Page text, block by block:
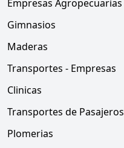
Empresas Agropecuarias
Gimnasios
Maderas
Transportes - Empresas
Clinicas
Transportes de Pasajeros
Plomerias